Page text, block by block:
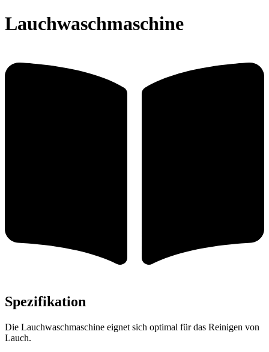
Lauchwaschmaschine
Spezifikation
Die Lauchwaschmaschine eignet sich optimal für das Reinigen von
Lauch.